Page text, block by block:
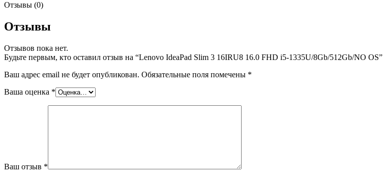
Отзывы (0)
Отзывы
Отзывов пока нет.
Будьте первым, кто оставил отзыв на “Lenovo IdeaPad Slim 3 16IRU8 16.0 FHD i5-1335U/8Gb/512Gb/NO OS”
Ваш адрес email не будет опубликован. Обязательные поля помечены *
Ваша оценка *
Ваш отзыв *